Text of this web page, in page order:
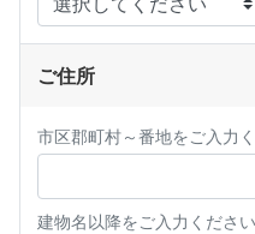
ご住所
市区郡町村～番地をご入力
建物名以降をご入力ください